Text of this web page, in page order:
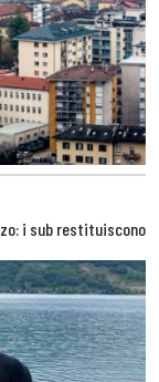
i sub restituiscono